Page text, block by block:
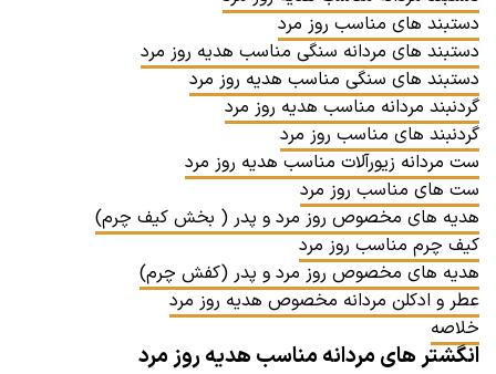
دستبند های مناسب روز مرد
دستبند های مردانه سنگی مناسب هدیه روز مرد
دستبند های سنگی مناسب هدیه روز مرد
گردنبند مردانه مناسب هدیه روز مرد
گردنبند های مناسب روز مرد
ست مردانه زیورآلات مناسب هدیه روز مرد
ست های مناسب روز مرد
هدیه های مخصوص روز مرد و پدر ( بخش کیف چرم)
کیف چرم مناسب روز مرد
هدیه های مخصوص روز مرد و پدر (کفش چرم)
عطر و ادکلن مردانه مخصوص هدیه روز مرد
خلاصه
انگشتر های مردانه مناسب هدیه روز مرد